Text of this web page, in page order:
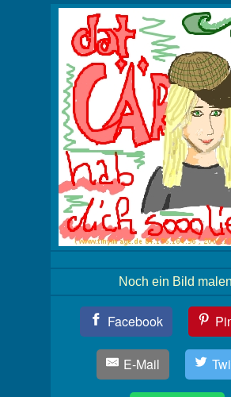
Noch ein Bild
Facebook
E-Mail